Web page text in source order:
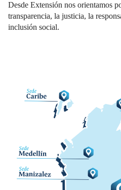
Desde Extensión nos orientamos
transparencia, la justicia, la
inclusión social.